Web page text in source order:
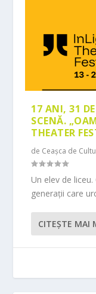
17 ANI, 31
SCENĂ.
THEATER
de Ceașca de
Un elev de
generații care
CITEŞTE MAI